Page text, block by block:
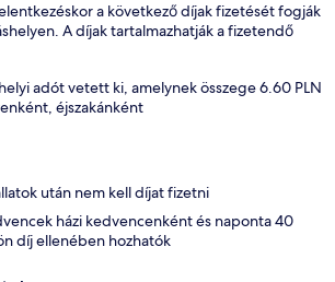
a következő díjak fizetését fogják
A díjak tartalmazhatják a fizetendő
adót vetett ki, amelynek összege 6.60 PLN
éjszakánként
után nem kell díjat fizetni
házi kedvencenként és naponta 40
díj ellenében hozhatók